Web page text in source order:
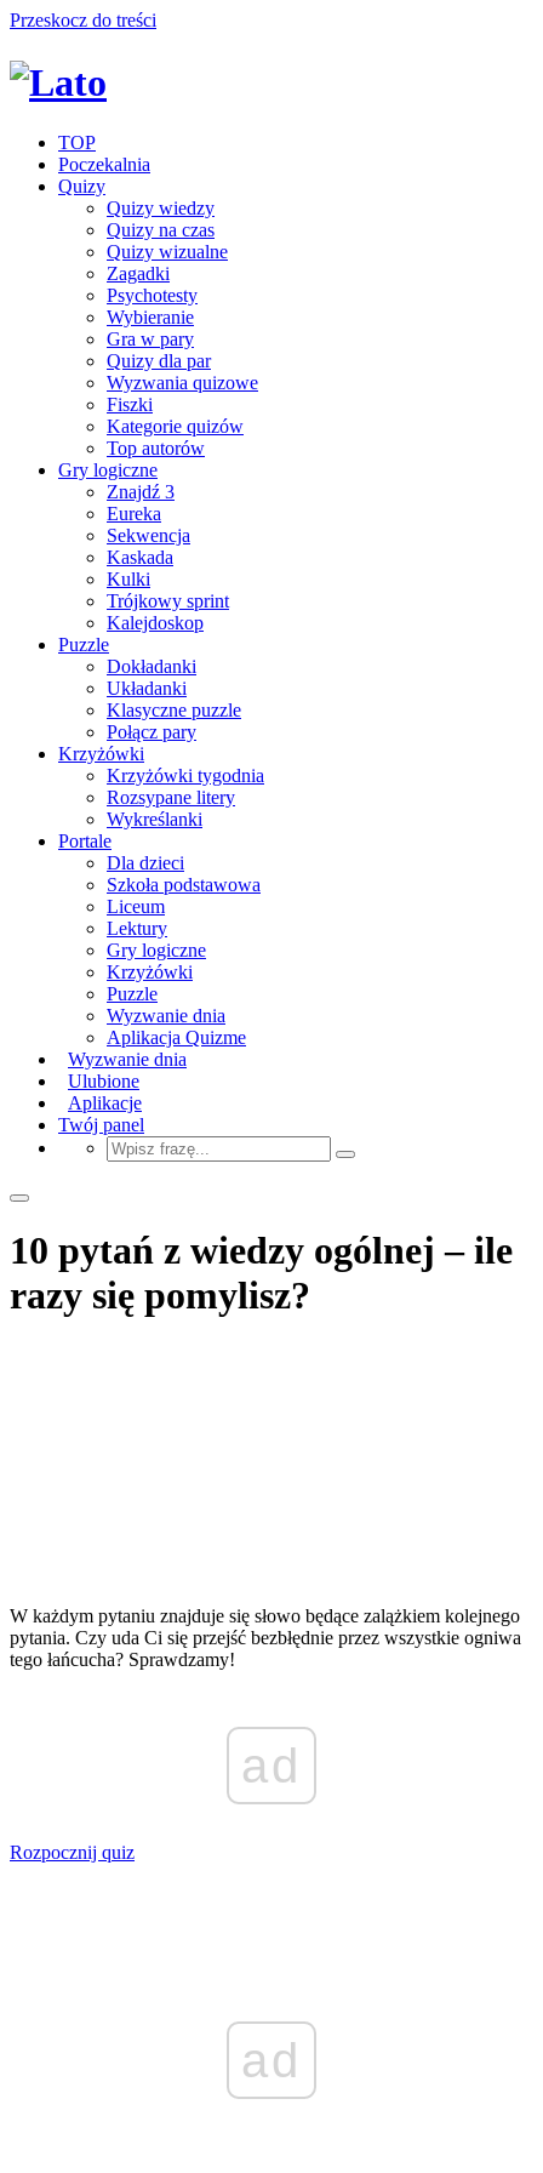
Przeskocz do treści
TOP
Poczekalnia
Quizy
Quizy wiedzy
Quizy na czas
Quizy wizualne
Zagadki
Psychotesty
Wybieranie
Gra w pary
Quizy dla par
Wyzwania quizowe
Fiszki
Kategorie quizów
Top autorów
Gry logiczne
Znajdź 3
Eureka
Sekwencja
Kaskada
Kulki
Trójkowy sprint
Kalejdoskop
Puzzle
Dokładanki
Układanki
Klasyczne puzzle
Połącz pary
Krzyżówki
Krzyżówki tygodnia
Rozsypane litery
Wykreślanki
Portale
Dla dzieci
Szkoła podstawowa
Liceum
Lektury
Gry logiczne
Krzyżówki
Puzzle
Wyzwanie dnia
Aplikacja Quizme
Wyzwanie dnia
Ulubione
Aplikacje
Twój panel
10 pytań z wiedzy ogólnej – ile
razy się pomylisz?
W każdym pytaniu znajduje się słowo będące zalążkiem kolejnego
pytania. Czy uda Ci się przejść bezbłędnie przez wszystkie ogniwa
tego łańcucha? Sprawdzamy!
ad
Rozpocznij quiz
ad